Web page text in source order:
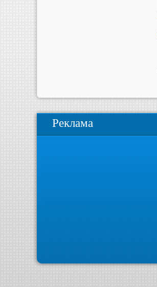
Реклама